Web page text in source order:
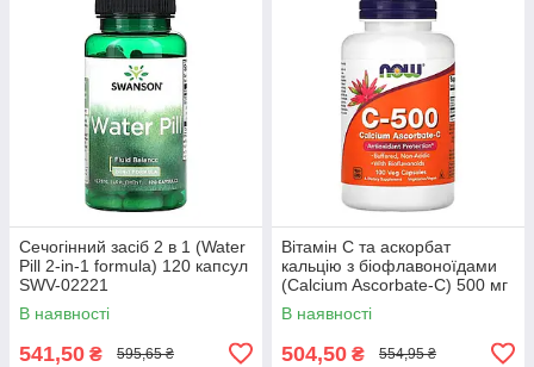
Сечогінний засіб 2 в 1 (Water
Pill 2-in-1 formula) 120 капсул
SWV-02221
В наявності
541,50 ₴ 595,65 ₴
Вітамін C та аскорбат
кальцію з біофлавоноїдами
(Calcium Ascorbate-C) 500 мг
100 капсул NOW-00676
В наявності
504,50 ₴ 554,95 ₴